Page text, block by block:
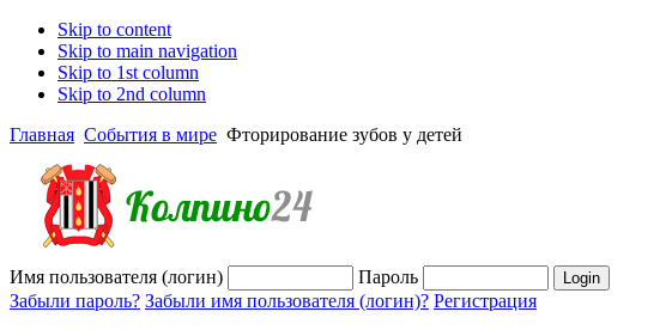
Skip to content
Skip to main navigation
Skip to 1st column
Skip to 2nd column
Главная События в мире Фторирование зубов у детей
Имя пользователя (логин)
Пароль
Забыли пароль? Забыли имя пользователя (логин)? Регистрация